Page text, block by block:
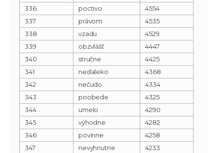
336
poctivo
4554
337
právom
4535
338
vzadu
4529
339
obzvlášť
4447
340
stručne
4425
341
neďaleko
4368
342
nečudo
4334
343
poobede
4325
344
umelo
4290
345
výhodne
4282
346
povinne
4258
347
nevyhnutne
4233